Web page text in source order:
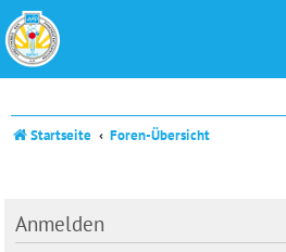
Startseite Foren-Übersicht
Anmelden